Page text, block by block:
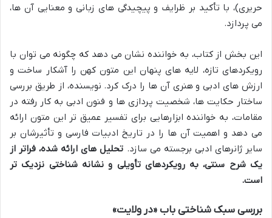
حریری)، با تأکید بر ظرایف و پیچیدگی های زبانی و معنایی آن ها،
می پردازد.
این بخش از کتاب، به خواننده نشان می دهد که چگونه می توان با
رویکردهای تازه، لایه های پنهان این متون کهن را آشکار ساخت و
ارزش های ادبی و هنری آن ها را درک کرد. نویسنده، از طریق بررسی
ساختار حکایت ها، شخصیت پردازی ها و فنون ادبی به کار رفته در
مقامات، به خواننده ابزارهایی برای تفسیر عمیق تر این متون ارائه
می دهد و اهمیت آن ها را در تاریخ ادبیات فارسی و تأثیرشان بر
سایر ژانرهای ادبی برجسته می سازد. تحلیل های ارائه شده، فراتر از
یک شرح سنتی، به رویکردهای تأویلی و نشانه شناختی نزدیک تر
است.
بررسی سبک شناختی باب «در ولایت»